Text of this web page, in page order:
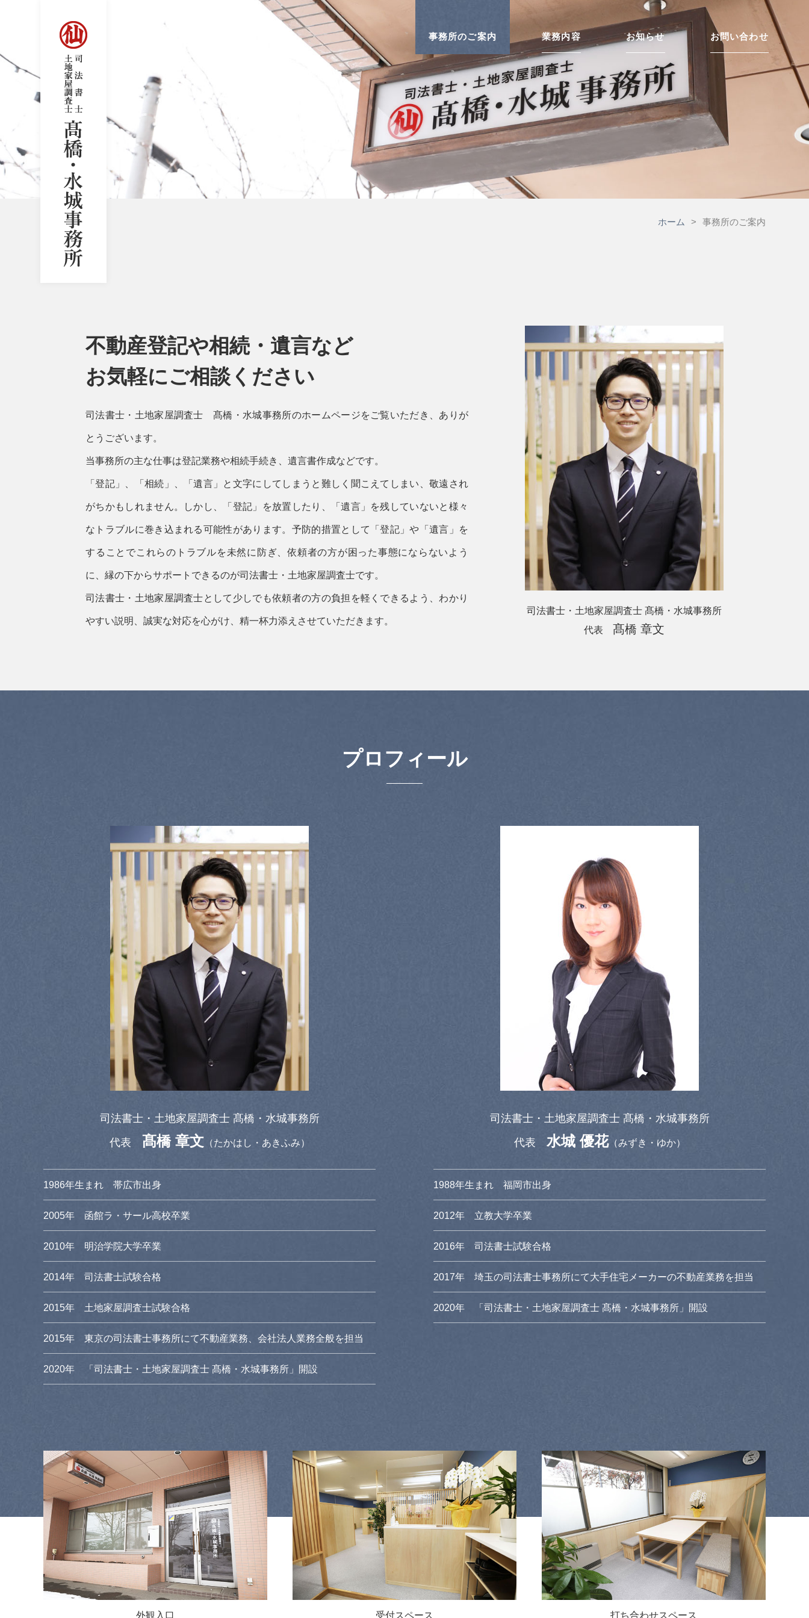
事務所のご案内 業務内容 お知らせ お問い合わせ
ホーム > 事務所のご案内
不動産登記や相続・遺言など
お気軽にご相談ください
司法書士・土地家屋調査士 髙橋・水城事務所のホームページをご覧いただき、ありが
とうございます。
当事務所の主な仕事は登記業務や相続手続き、遺言書作成などです。
「登記」、「相続」、「遺言」と文字にしてしまうと難しく聞こえてしまい、敬遠され
がちかもしれません。しかし、「登記」を放置したり、「遺言」を残していないと様々
なトラブルに巻き込まれる可能性があります。予防的措置として「登記」や「遺言」を
することでこれらのトラブルを未然に防ぎ、依頼者の方が困った事態にならないよう
に、縁の下からサポートできるのが司法書士・土地家屋調査士です。
司法書士・土地家屋調査士として少しでも依頼者の方の負担を軽くできるよう、わかり
やすい説明、誠実な対応を心がけ、精一杯力添えさせていただきます。
司法書士・土地家屋調査士 髙橋・水城事務所
代表 髙橋 章文
プロフィール
司法書士・土地家屋調査士 髙橋・水城事務所
代表 髙橋 章文 （たかはし・あきふみ）
1986年生まれ 帯広市出身
2005年 函館ラ・サール高校卒業
2010年 明治学院大学卒業
2014年 司法書士試験合格
2015年 土地家屋調査士試験合格
2015年 東京の司法書士事務所にて不動産業務、会社法人業務全般を担当
2020年 「司法書士・土地家屋調査士 髙橋・水城事務所」開設
司法書士・土地家屋調査士 髙橋・水城事務所
代表 水城 優花（みずき・ゆか）
1988年生まれ 福岡市出身
2012年 立教大学卒業
2016年 司法書士試験合格
2017年 埼玉の司法書士事務所にて大手住宅メーカーの不動産業務を担当
2020年 「司法書士・土地家屋調査士 髙橋・水城事務所」開設
外観入口 受付スペース 打ち合わせスペース